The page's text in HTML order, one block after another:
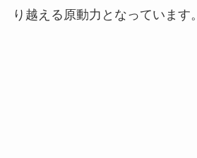
り越える原動力となっています。